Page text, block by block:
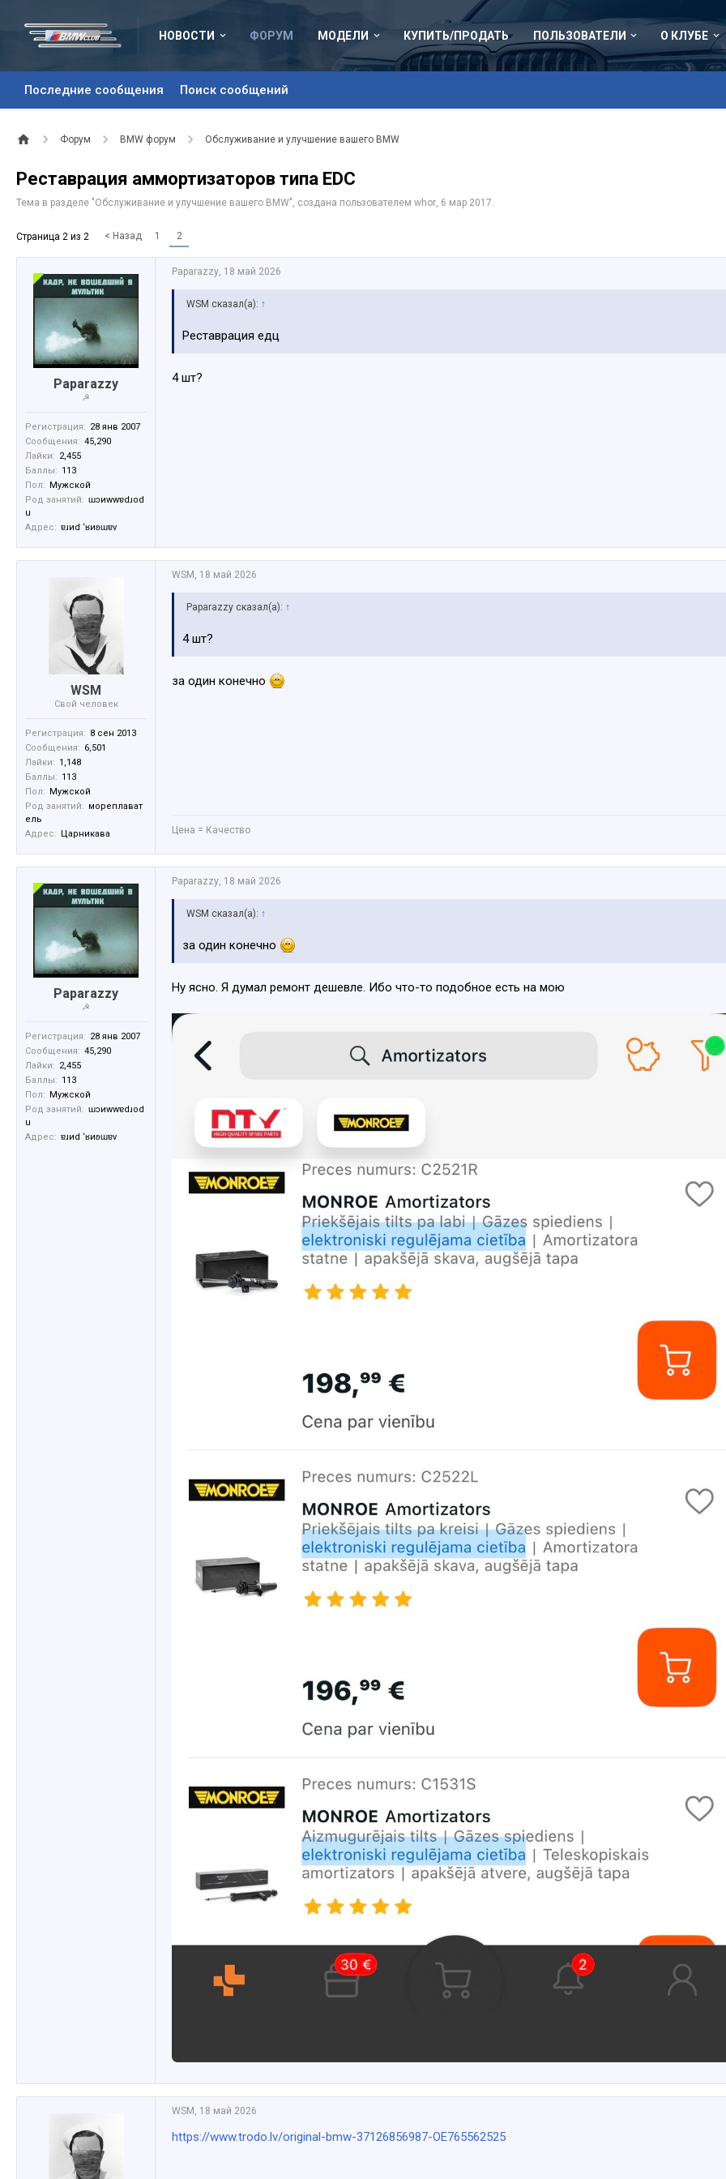
НОВОСТИ ФОРУМ
Последние сообщения Поиск сообщений
МОДЕЛИ КУПИТЬ/ПРОДАТЬ ПОЛЬЗОВАТЕЛИ О КЛУБЕ
Форум BMW форум Обслуживание и улучшение вашего BMW
Реставрация аммортизаторов типа EDC
Тема в разделе "Обслуживание и улучшение вашего BMW", создана пользователем whor, 6 мар 2017.
Страница 2 из 2 < Назад 1 2
Paparazzy
☭
Регистрация: 28 янв 2007
Сообщения: 45,290
Лайки: 2,455
Баллы: 113
Пол:
Мужской
Род занятий: ɯɔиwwɐdɹоd
u
Адрес: ɐɹиd ‘ʁиʚɯɐv
Paparazzy, 18 май 2026
WSM сказал(а): ↑
Реставрация едц
4 шт?
WSM
Свой человек
Регистрация: 8 сен 2013
Сообщения: 6,501
Лайки: 1,148
Баллы: 113
Пол:
Мужской
Род занятий: мореплават
ель
Адрес:
Царникава
WSM , 18 май 2026
Paparazzy сказал(а): ↑
4 шт?
за один конечно
Цена = Качество
Paparazzy
☭
Регистрация: 28 янв 2007
Сообщения: 45,290
Лайки: 2,455
Баллы: 113
Пол:
Мужской
Род занятий: ɯɔиwwɐdɹоd
u
Адрес: ɐɹиd ‘ʁиʚɯɐv
Paparazzy, 18 май 2026
WSM сказал(а): ↑
за один конечно
Ну ясно. Я думал ремонт дешевле. Ибо что-то подобное есть на мою
WSM 18 май 2026
https://www.trodo.lv/original-bmw-37126856987-OE765562525